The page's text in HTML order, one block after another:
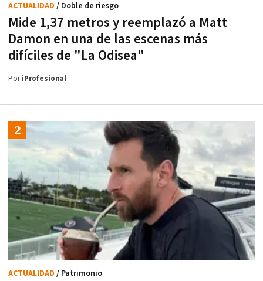
Mide 1,37 metros y reemplazó a Matt
Damon en una de las escenas más
difíciles de "La Odisea"
ACTUALIDAD / Doble de riesgo
PoriProfesional
ACTUALIDAD / Patrimonio